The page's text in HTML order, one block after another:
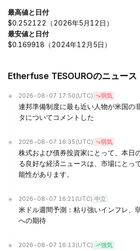
最高値と日付
$0.252122（2026年5月12日）
最安値と日付
$0.169918（2024年12月5日）
Etherfuse TESOUROのニュース
2026-08-07 17:50 (UTC) 弱気
連邦準備制度に最も近い人物が米国の
タについてコメントした
2026-08-07 16:35 (UTC) 弱気
株式および債券投資家にとって、本日
る良好な経済ニュースは、市場にとっ
能性があります。
2026-08-07 16:21 (UTC) 中立
米ドル週間予測：粘り強いインフレ、
への期待
2026-08-07 16:13 (UTC) 強気